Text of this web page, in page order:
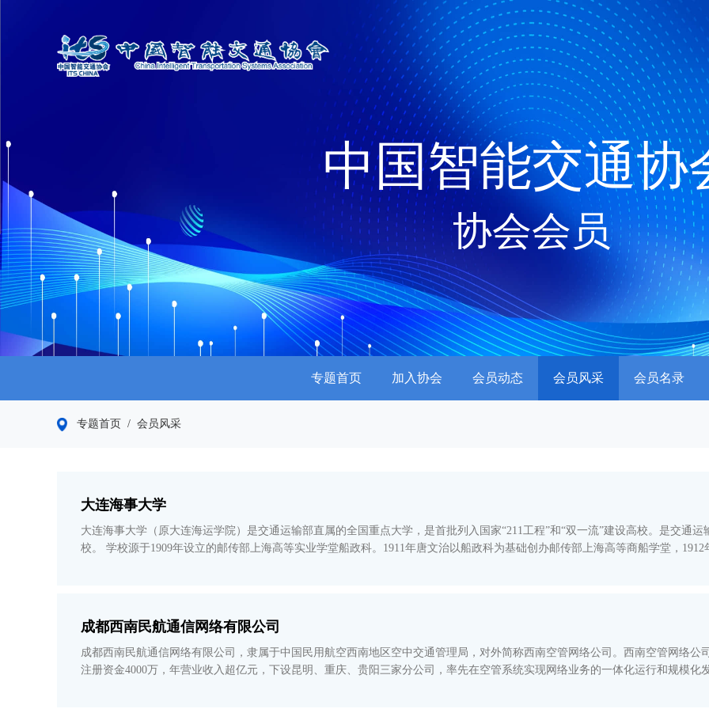
中国智能交通协
协会会员
专题首页 加入协会 会员动态 会员风采 会员名录
专题首页 / 会员风采
大连海事大学
大连海事大学（原大连海运学院）是交通运输部直属的全国重点大学，是首批列入国家“211工程”和“双一流”建设高校。是交通
校。 学校源于1909年设立的邮传部上海高等实业学堂船政科。1911年唐文治以船政科为基础创办邮传部上海高等商船学堂，1912年更名为吴淞商船学校，1915年停办，1929年复校后更名
成都西南民航通信网络有限公司
成都西南民航通信网络有限公司，隶属于中国民用航空西南地区空中交通管理局，对外简称西南空管网络公司。西南空管网络公
注册资金4000万，年营业收入超亿元，下设昆明、重庆、贵阳三家分公司，率先在空管系统实现网络业务的一体化运行和规模化发展。 网络公司作为构建“安全稳、效率高、智